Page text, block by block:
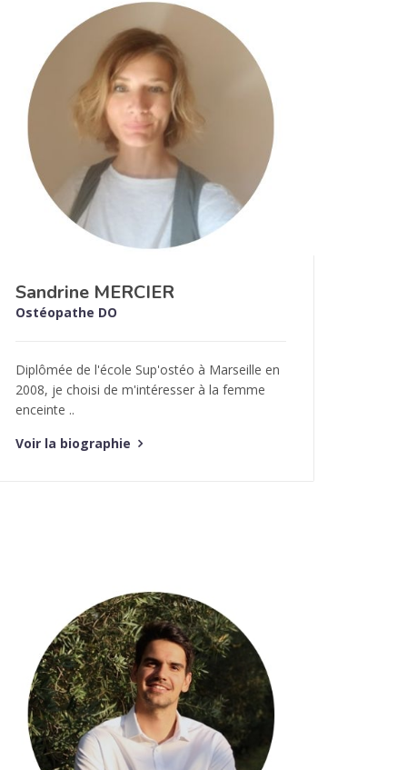
Sandrine MERCIER
Ostéopathe DO
Diplômée de l'école Sup'ostéo à Marseille en
2008, je choisi de m'intéresser à la femme
enceinte ..
Voir la biographie